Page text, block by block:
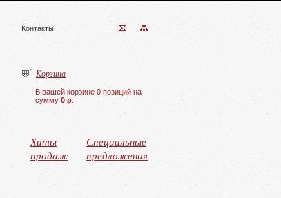
Контакты
Корзина
В вашей корзине 0 позиций на
сумму 0 р
Хиты
продаж
Специальные
предложения